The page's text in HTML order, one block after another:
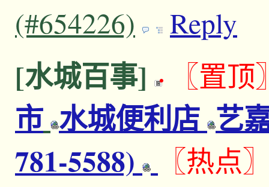
(#654226)
Reply
[水城百事] 〖置顶
市 水城便利店 艺
781-5588)
〖热点